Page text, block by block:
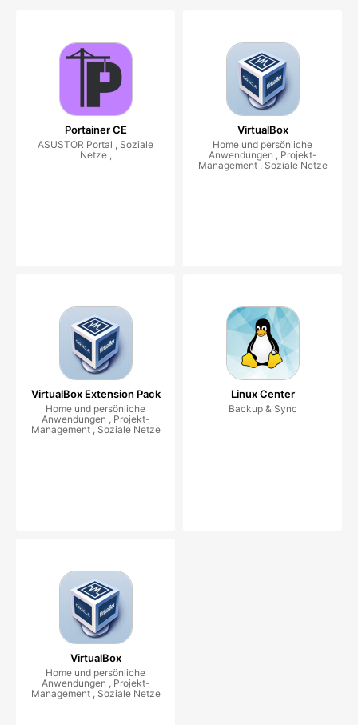
Portainer CE
ASUSTOR Portal , Soziale
Netze ,
VirtualBox
Home und persönliche
Anwendungen , Projekt-
Management , Soziale Netze
VirtualBox Extension Pack
Home und persönliche
Anwendungen , Projekt-
Management , Soziale Netze
Linux Center
Backup & Sync
VirtualBox
Home und persönliche
Anwendungen , Projekt-
Management , Soziale Netze